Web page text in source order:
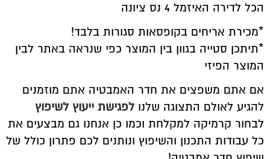
הכל לדירה האיזמל 4 נס ציונה
*מכירת אריחים בקופסאות סגורות בלבד!
*תיתכן סטייה בגוון בין המוצר כפי שנראה באתר לבין
המוצר הפיזי
אם אתם משפצים את חדר האמבטיה אתם מוזמנים
להגיע לאולם התצוגה שלנולפגישת ייעוץ לשיפוץ
לבחור קרמיקה למקלחת וכמו כן אנחנו גם מבצעים את
כל עבודות התכנון והשיפוץ ונותנים לכם פתרון כולל של